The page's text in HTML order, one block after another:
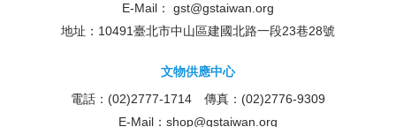
E-Mail： gst@gstaiwan.org
地址：10491臺北市中山區建國北路一段23巷28號
文物供應中心
電話：(02)2777-1714 傳真：(02)2776-9309
E-Mail： shop@gstaiwan.org